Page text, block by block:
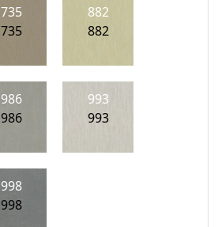
735
735
882
882
986
986
993
993
998
998